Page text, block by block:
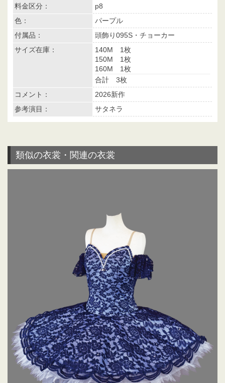
料金区分：
p8
色：
パープル
付属品：
頭飾り095S・チョーカー
サイズ在庫：
140M 1枚
150M 1枚
160M 1枚
合計 3枚
コメント：
2026新作
参考演目：
サタネラ
類似の衣裳・関連の衣裳